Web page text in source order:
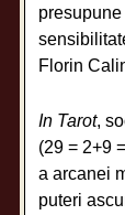
Florin
In Tarot,
(29 = 2+9
a arcanei
puteri